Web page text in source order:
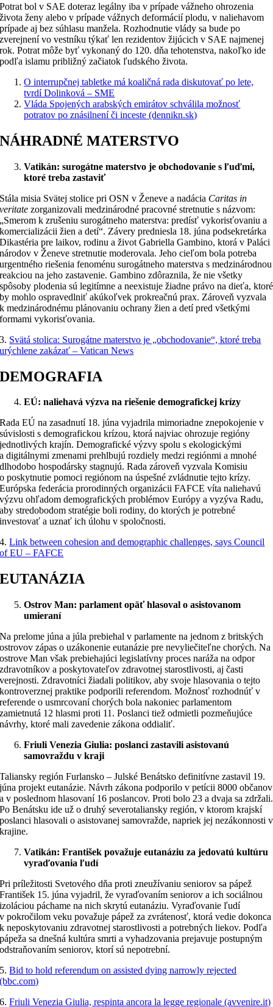
Potrat bol v SAE doteraz legálny iba v prípade vážneho ohrozenia
života ženy alebo v prípade vážnych deformácií plodu, v naliehavom
prípade aj bez súhlasu manžela. Rozhodnutie vlády sa bude po
zverejnení vo vestníku týkať len rezidentov žijúcich v SAE najmenej
rok. Potrat môže byť vykonaný do 120. dňa tehotenstva, nakoľko ide
podľa islamu približný začiatok ľudského života.
O interrupčnej tabletke má koaličná rada diskutovať po lete,
tvrdí Dolinková – SME
Vláda Spojených arabských emirátov schválila možnosť
potratov po znásilnení či inceste (dennikn.sk)
NÁHRADNÉ MATERSTVO
Vatikán: surogátne materstvo je obchodovanie s ľuďmi,
ktoré treba zastaviť
Stála misia Svätej stolice pri OSN v Ženeve a nadácia Caritas in
veritate zorganizovali medzinárodné pracovné stretnutie s názvom:
„Smerom k zrušeniu surogátneho materstva: predísť vykorisťovaniu a
komercializácii žien a detí“. Závery predniesla 18. júna podsekretárka
Dikastéria pre laikov, rodinu a život Gabriella Gambino, ktorá v Paláci
národov v Ženeve stretnutie moderovala. Jeho cieľom bola potreba
urgentného riešenia fenoménu surogátneho materstva s medzinárodnou
reakciou na jeho zastavenie. Gambino zdôraznila, že nie všetky
spôsoby plodenia sú legitímne a neexistuje žiadne právo na dieťa, ktoré
by mohlo ospravedlniť akúkoľvek prokreačnú prax. Zároveň vyzvala
k medzinárodnému plánovaniu ochrany žien a detí pred všetkými
formami vykorisťovania.
3. Svätá stolica: Surogátne materstvo je „obchodovanie“, ktoré treba
urýchlene zakázať – Vatican News
DEMOGRAFIA
EÚ: naliehavá výzva na riešenie demografickej krízy
Rada EÚ na zasadnutí 18. júna vyjadrila mimoriadne znepokojenie v
súvislosti s demografickou krízou, ktorá najviac ohrozuje regióny
jednotlivých krajín. Demografické výzvy spolu s ekologickými
a digitálnymi zmenami prehlbujú rozdiely medzi regiónmi a mnohé
dlhodobo hospodársky stagnujú. Rada zároveň vyzvala Komisiu
o poskytnutie pomoci regiónom na úspešné zvládnutie tejto krízy.
Európska federácia prorodinných organizácii FAFCE víta naliehavú
výzvu ohľadom demografických problémov Európy a vyzýva Radu,
aby stredobodom stratégie boli rodiny, do ktorých je potrebné
investovať a uznať ich úlohu v spoločnosti.
4.Link between cohesion and demographic challenges, says Council
of EU – FAFCE
EUTANÁZIA
Ostrov Man: parlament opäť hlasoval o asistovanom
umieraní
Na prelome júna a júla prebiehal v parlamente na jednom z britských
ostrovov zápas o uzákonenie eutanázie pre nevyliečiteľne chorých. Na
ostrove Man však prebiehajúci legislatívny proces naráža na odpor
zdravotníkov a poskytovateľov zdravotnej starostlivosti, aj časti
verejnosti. Zdravotníci žiadali politikov, aby svoje hlasovania o tejto
kontroverznej praktike podporili referendom. Možnosť rozhodnúť v
referende o usmrcovaní chorých bola nakoniec parlamentom
zamietnutá 12 hlasmi proti 11. Poslanci tiež odmietli pozmeňujúce
návrhy, ktoré mali zavedenie zákona oddialiť.
Friuli Venezia Giulia: poslanci zastavili asistovanú
samovraždu v kraji
Taliansky región Furlansko – Julské Benátsko definitívne zastavil 19.
júna projekt eutanázie. Návrh zákona podporilo v petícii 8000 občanov
a v poslednom hlasovaní 16 poslancov. Proti bolo 23 a dvaja sa zdržali.
Po Benátsku ide už o druhý severotaliansky región, v ktorom krajskí
poslanci hlasovali o asistovanej samovražde, napriek jej nezákonnosti v
krajine.
Vatikán: František považuje eutanáziu za jedovatú kultúru
vyraďovania ľudí
Pri príležitosti Svetového dňa proti zneužívaniu seniorov sa pápež
František 15. júna vyjadril, že vyraďovaním seniorov a ich sociálnou
izoláciou páchame na nich skrytú eutanáziu. Vyraďovanie ľudí
v pokročilom veku považuje pápež za zvrátenosť, ktorá vedie dokonca
k neposkytovaniu zdravotnej starostlivosti a potrebných liekov. Podľa
pápeža sa dnešná kultúra smrti a vyhadzovania prejavuje postupným
odstraňovaním seniorov, ktorí sú nepotrební.
5.Bid to hold referendum on assisted dying narrowly rejected
(bbc.com)
6.Friuli Venezia Giulia, respinta ancora la legge regionale (avvenire.it)